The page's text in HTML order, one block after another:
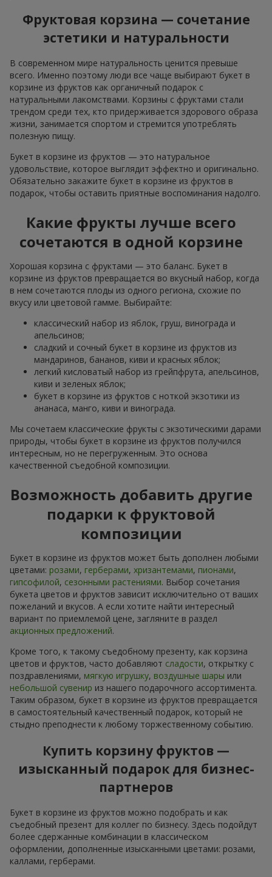
Фруктовая корзина — сочетание
эстетики и натуральности
В современном мире натуральность ценится превыше
всего. Именно поэтому люди все чаще выбирают букет в
корзине из фруктов как органичный подарок с
натуральными лакомствами. Корзины с фруктами стали
трендом среди тех, кто придерживается здорового образа
жизни, занимается спортом и стремится употреблять
полезную пищу.
Букет в корзине из фруктов — это натуральное
удовольствие, которое выглядит эффектно и оригинально.
Обязательно закажите букет в корзине из фруктов в
подарок, чтобы оставить приятные воспоминания надолго.
Какие фрукты лучше всего
сочетаются в одной корзине
Хорошая корзина с фруктами — это баланс. Букет в
корзине из фруктов превращается во вкусный набор, когда
в нем сочетаются плоды из одного региона, схожие по
вкусу или цветовой гамме. Выбирайте:
классический набор из яблок, груш, винограда и
апельсинов;
сладкий и сочный букет в корзине из фруктов из
мандаринов, бананов, киви и красных яблок;
легкий кисловатый набор из грейпфрута, апельсинов,
киви и зеленых яблок;
букет в корзине из фруктов с ноткой экзотики из
ананаса, манго, киви и винограда.
Мы сочетаем классические фрукты с экзотическими дарами
природы, чтобы букет в корзине из фруктов получился
интересным, но не перегруженным. Это основа
качественной съедобной композиции.
Возможность добавить другие
подарки к фруктовой
композиции
Букет в корзине из фруктов может быть дополнен любыми
цветами: розами, герберами, хризантемами, пионами,
гипсофилой, сезонными растениями. Выбор сочетания
букета цветов и фруктов зависит исключительно от ваших
пожеланий и вкусов. А если хотите найти интересный
вариант по приемлемой цене, загляните в раздел
акционных предложений.
Кроме того, к такому съедобному презенту, как корзина
цветов и фруктов, часто добавляют сладости, открытку с
поздравлениями, мягкую игрушку, воздушные шары или
небольшой сувенир из нашего подарочного ассортимента.
Таким образом, букет в корзине из фруктов превращается
в самостоятельный качественный подарок, который не
стыдно преподнести к любому торжественному событию.
Купить корзину фруктов —
изысканный подарок для бизнес-
партнеров
Букет в корзине из фруктов можно подобрать и как
съедобный презент для коллег по бизнесу. Здесь подойдут
более сдержанные комбинации в классическом
оформлении, дополненные изысканными цветами: розами,
каллами, герберами.